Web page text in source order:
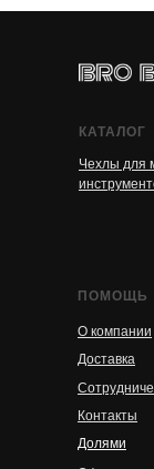
КАТАЛОГ
Чехлы для
ПОМОЩЬ
Долями
О компании
Доставка
Контакты